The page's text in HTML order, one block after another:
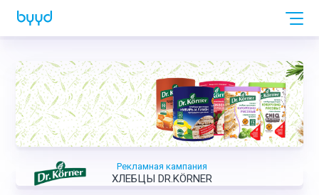
Рекламная кампания
ХЛЕБЦЫ DR.KÖRNER